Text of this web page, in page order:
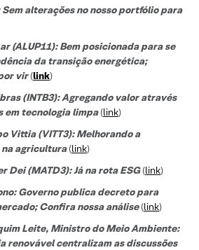
Sem alterações no nosso portfólio para
(ALUP11): Bem posicionada para se
da transição energética;
vir(link)
(INTB3):Agregando valor através
em tecnologia limpa(link)
Vittia (VITT3):Melhorando a
agricultura(link)
Dei (MATD3): Já na rota ESG(link)
Governo publica decreto para
Confira nossa análise(link)
Leite, Ministro do Meio Ambiente:
renovável centralizam as discussões